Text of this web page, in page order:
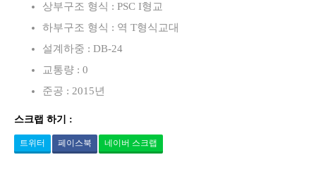
상부구조 형식 : PSC I형교
하부구조 형식 : 역 T형식교대
설계하중 : DB-24
교통량 : 0
준공 : 2015년
스크랩 하기 :
트위터 페이스북 네이버 스크랩